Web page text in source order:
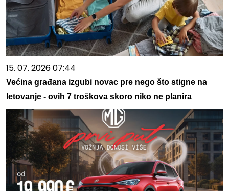
15. 07. 2026 07:44
Većina građana izgubi novac pre nego što stigne na
letovanje - ovih 7 troškova skoro niko ne planira